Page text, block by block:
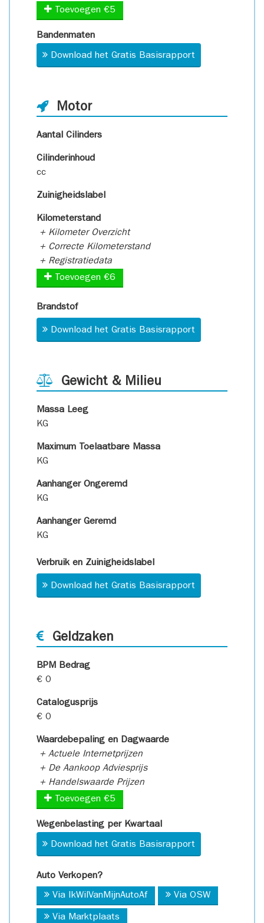
Toevoegen €5
Bandenmaten
Download het Gratis Basisrapport
Motor
Aantal Cilinders
Cilinderinhoud
cc
Zuinigheidslabel
Kilometerstand
+ Kilometer Overzicht
+ Correcte Kilometerstand
+ Registratiedata
Toevoegen €6
Brandstof
Download het Gratis Basisrapport
Gewicht & Milieu
Massa Leeg
KG
Maximum Toelaatbare Massa
KG
Aanhanger Ongeremd
KG
Aanhanger Geremd
KG
Verbruik en Zuinigheidslabel
Download het Gratis Basisrapport
Geldzaken
BPM Bedrag
€ 0
Catalogusprijs
€ 0
Waardebepaling en Dagwaarde
+ Actuele Internetprijzen
+ De Aankoop Adviesprijs
+ Handelswaarde Prijzen
Toevoegen €5
Wegenbelasting per Kwartaal
Download het Gratis Basisrapport
Auto Verkopen?
Via IkWilVanMijnAutoAf Via OSW
Via Marktplaats